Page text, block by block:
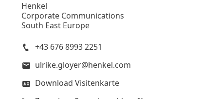
Henkel
Corporate Communications
South East Europe
+43 676 8993 2251
ulrike.gloyer@henkel.com
Download Visitenkarte